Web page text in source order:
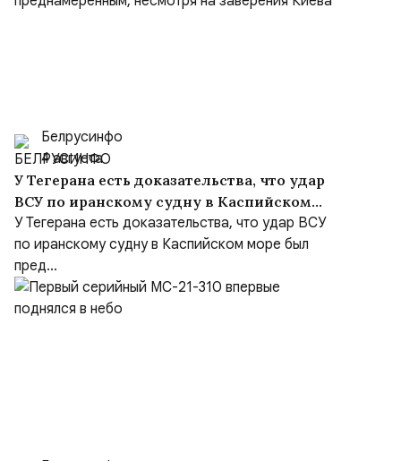
Белрусинфо
4 августа
У Тегерана есть доказательства, что удар
ВСУ по иранскому судну в Каспийском
море был преднамеренным, несмотря на
заверения Киева
У Тегерана есть доказательства, что удар ВСУ
по иранскому судну в Каспийском море был
пред...